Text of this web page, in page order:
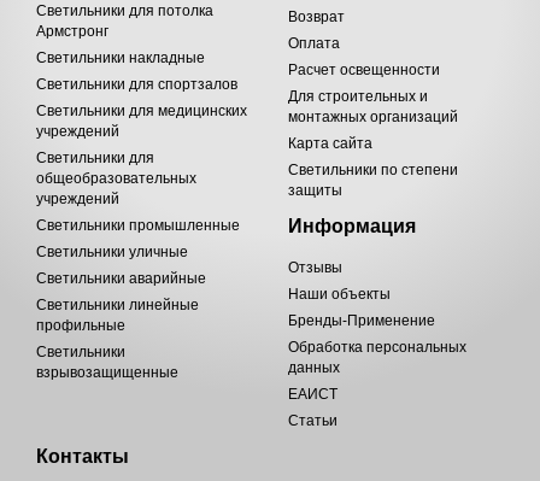
Светильники для потолка
Армстронг
Светильники накладные
Светильники для спортзалов
Светильники для медицинских
учреждений
Светильники для
общеобразовательных
учреждений
Светильники промышленные
Светильники уличные
Светильники аварийные
Светильники линейные
профильные
Светильники
взрывозащищенные
Возврат
Оплата
Расчет освещенности
Для строительных и
монтажных организаций
Карта сайта
Светильники по степени
защиты
Информация
Отзывы
Наши объекты
Бренды-Применение
Обработка персональных
данных
ЕАИСТ
Статьи
Контакты